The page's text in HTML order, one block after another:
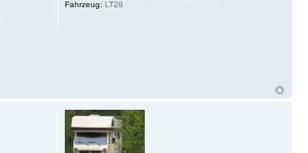
Fahrzeug: LT28